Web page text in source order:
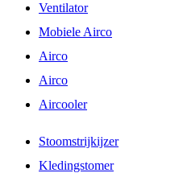
Ventilator
Mobiele Airco
Airco
Airco
Aircooler
Stoomstrijkijzer
Kledingstomer